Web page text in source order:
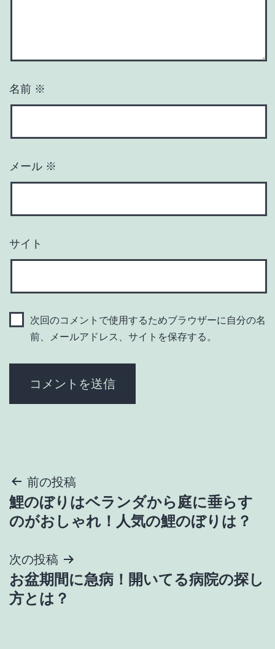
名前 ※
メール ※
サイト
次回のコメントで使用するためブラウザーに自分の名
前、メールアドレス、サイトを保存する。
投
稿
ビ
ゲ
前の投稿
鯉のぼりはベランダから庭に垂らす
のがおしゃれ！人気の鯉のぼりは？
次の投稿
お盆期間に急病！開いてる病院の探し
方とは？